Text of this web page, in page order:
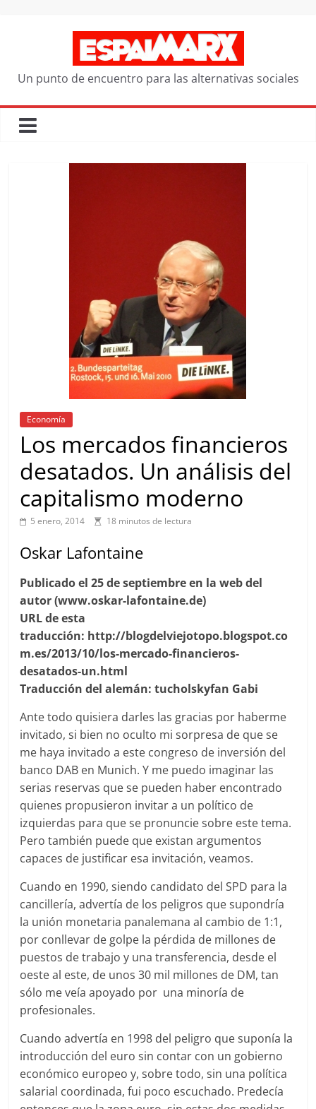
Un punto de encuentro para las alternativas sociales
Economía
Los mercados financieros
desatados. Un análisis del
capitalismo moderno
5 enero, 2014 18 minutos de lectura
Oskar Lafontaine
Publicado el 25 de septiembre en la web del
autor (www.oskar-lafontaine.de)
URL de esta
traducción: http://blogdelviejotopo.blogspot.co
m.es/2013/10/los-mercado-financieros-
desatados-un.html
Traducción del alemán: tucholskyfan Gabi
Ante todo quisiera darles las gracias por haberme
invitado, si bien no oculto mi sorpresa de que se
me haya invitado a este congreso de inversión del
banco DAB en Munich. Y me puedo imaginar las
serias reservas que se pueden haber encontrado
quienes propusieron invitar a un político de
izquierdas para que se pronuncie sobre este tema.
Pero también puede que existan argumentos
capaces de justificar esa invitación, veamos.
Cuando en 1990, siendo candidato del SPD para la
cancillería, advertía de los peligros que supondría
la unión monetaria panalemana al cambio de 1:1,
por conllevar de golpe la pérdida de millones de
puestos de trabajo y una transferencia, desde el
oeste al este, de unos 30 mil millones de DM, tan
sólo me veía apoyado por una minoría de
profesionales.
Cuando advertía en 1998 del peligro que suponía la
introducción del euro sin contar con un gobierno
económico europeo y, sobre todo, sin una política
salarial coordinada, fui poco escuchado. Predecía